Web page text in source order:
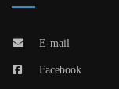
E-mail
Facebook